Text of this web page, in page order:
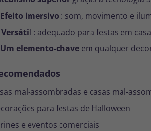
Efeito imersivo : som, movimento e
Versátil : adequado para festas em
Um elemento-chave em qualquer
mal-assombradas e casas mal-
para festas de Halloween
e eventos comerciais